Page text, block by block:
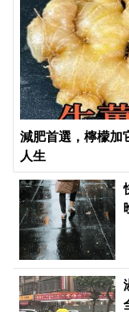
減肥首選，檸檬加
人生